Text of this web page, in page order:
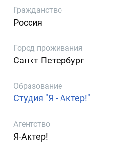
Гражданство
Россия
Город проживания
Санкт-Петербург
Образование
Студия "Я - Актер!"
Агентство
Я-Актер!